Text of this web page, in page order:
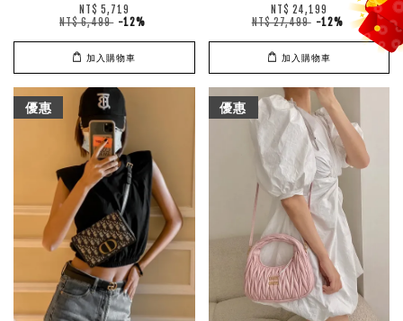
NT$ 5,719
NT$ 6,499 -12%
加入購物車
NT$ 24,199
NT$ 27,499 -12%
加入購物車
優惠 優惠